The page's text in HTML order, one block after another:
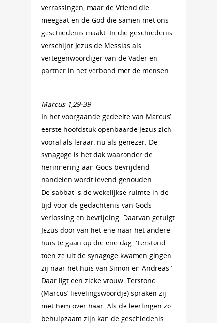
verrassingen, maar de Vriend die
meegaat en de God die samen met ons
geschiedenis maakt. In die geschiedenis
verschijnt Jezus de Messias als
vertegenwoordiger van de Vader en
partner in het verbond met de mensen.
Marcus 1,29-39
In het voorgaande gedeelte van Marcus’
eerste hoofdstuk openbaarde Jezus zich
vooral als leraar, nu als genezer. De
synagoge is het dak waaronder de
herinnering aan Gods bevrijdend
handelen wordt levend gehouden.
De sabbat is de wekelijkse ruimte in de
tijd voor de gedachtenis van Gods
verlossing en bevrijding. Daarvan getuigt
Jezus door van het ene naar het andere
huis te gaan op die ene dag. ‘Terstond
toen ze uit de synagoge kwamen gingen
zij naar het huis van Simon en Andreas.’
Daar ligt een zieke vrouw. Terstond
(Marcus’ lievelingswoordje) spraken zij
met hem over haar. Als de leerlingen zo
behulpzaam zijn kan de geschiedenis